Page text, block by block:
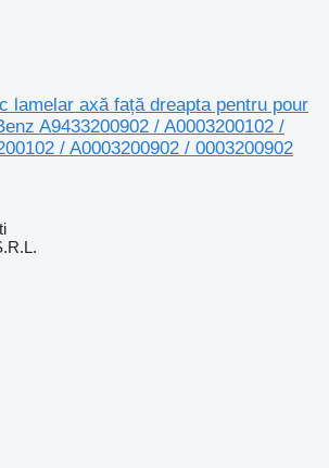
lamelar axă față dreapta pentru pour
A9433200902 / A0003200102 /
/ A0003200902 / 0003200902